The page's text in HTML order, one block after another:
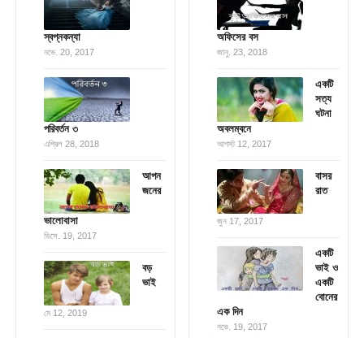
স্বপ্নকন্যা
নভে. 20, 2017
পরিবর্তন ৩
এপ্রিল 28, 2018
আপন
জনের
ভালোবাসা
ডিসে. 19, 2017
বড়
ভাই
মে 12, 2019
অফিসের বস
জানু. 23, 2018
একটি
সত্য
ঘটনা
অবলম্বনে
আগস্ট 12, 2017
বাসর
রাত
জুন 17, 2017
একটি
ভাই ও
একটি
বোনের
এক দিন
নভে. 19, 2017